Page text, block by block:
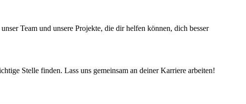
Team und unsere Projekte, die dir helfen können, dich besser
Stelle finden. Lass uns gemeinsam an deiner Karriere arbeiten!